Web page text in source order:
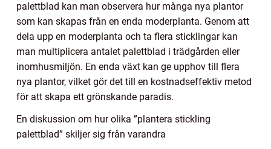
palettblad kan man observera hur många nya plantor
som kan skapas från en enda moderplanta. Genom att
dela upp en moderplanta och ta flera sticklingar kan
man multiplicera antalet palettblad i trädgården eller
inomhusmiljön. En enda växt kan ge upphov till flera
nya plantor, vilket gör det till en kostnadseffektiv metod
för att skapa ett grönskande paradis.
En diskussion om hur olika ”plantera stickling
palettblad” skiljer sig från varandra